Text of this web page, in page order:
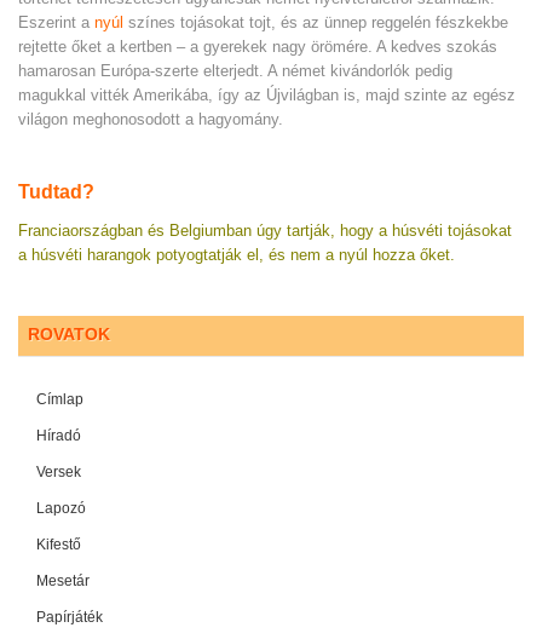
Eszerint a nyúl színes tojásokat tojt, és az ünnep reggelén fészkekbe
rejtette őket a kertben – a gyerekek nagy örömére. A kedves szokás
hamarosan Európa-szerte elterjedt. A német kivándorlók pedig
magukkal vitték Amerikába, így az Újvilágban is, majd szinte az egész
világon meghonosodott a hagyomány.
Tudtad?
Franciaországban és Belgiumban úgy tartják, hogy a húsvéti tojásokat
a húsvéti harangok potyogtatják el, és nem a nyúl hozza őket.
ROVATOK
Címlap
Híradó
Versek
Lapozó
Kifestő
Mesetár
Papírjáték